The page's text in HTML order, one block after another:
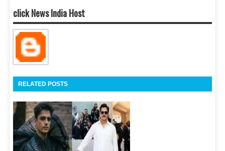
click News India Host
RELATED POSTS